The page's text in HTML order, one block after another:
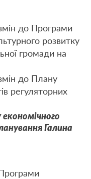
до Програми
розвитку
громади на
до Плану
регуляторних
економічного
Галина